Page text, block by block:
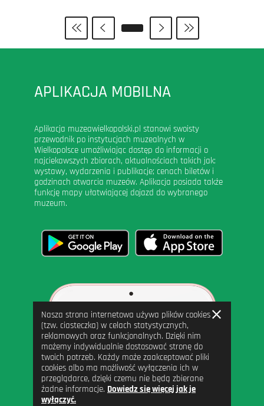
APLIKACJA MOBILNA
Aplikacja muzeawielkopolski.pl stanowi swoisty
przewodnik po instytucjach muzealnych w
Wielkopolsce umożliwiając dostęp do informacji o
najciekawszych zbiorach, aktualnościach takich jak:
wystawy, wydarzenia i publikacje; cenach biletów i
godzinach otwarcia muzeów. Aplikacja posiada także
funkcję mapy ułatwiającej dojazd do wybranego
muzeum.
Nasza strona internetowa używa plików cookies
(tzw. ciasteczka) w celach statystycznych,
reklamowych oraz funkcjonalnych. Dzięki nim
możemy indywidualnie dostosować stronę do
twoich potrzeb. Każdy może zaakceptować pliki
cookies albo ma możliwość wyłączenia ich w
przeglądarce, dzięki czemu nie będą zbierane
żadne informacje. Dowiedz się więcej jak je
wyłączyć.